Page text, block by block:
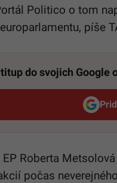
Politico o tom
píše
do svojich Google
EP Roberta
počas